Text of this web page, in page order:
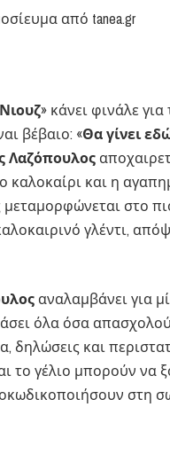
από tanea.gr
» κάνει φινάλε για
βέβαιο: «Θα γίνει
Λαζόπουλος
καλοκαίρι και η
μεταμορφώνεται στο
γλέντι,
αναλαμβάνει για
όλα όσα
δηλώσεις και
το γέλιο μπορούν να
στη